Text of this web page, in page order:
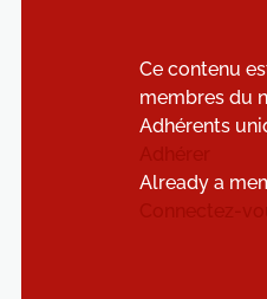
Ce contenu
membres du
Adhérents
Already a